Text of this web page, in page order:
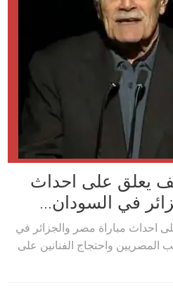
يعلق على احداث
في السودان...
احداث مباراة مصر والجزائر في
واحتجاج الفنانين على